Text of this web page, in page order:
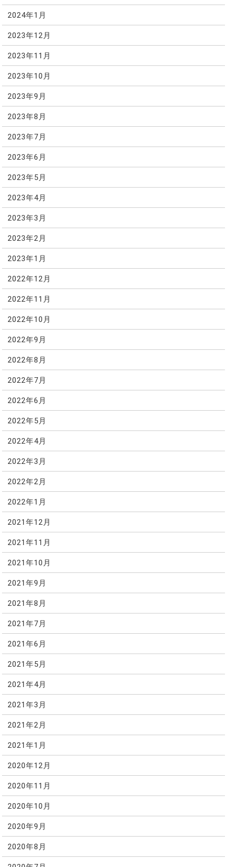
2024年1月
2023年12月
2023年11月
2023年10月
2023年9月
2023年8月
2023年7月
2023年6月
2023年5月
2023年4月
2023年3月
2023年2月
2023年1月
2022年12月
2022年11月
2022年10月
2022年9月
2022年8月
2022年7月
2022年6月
2022年5月
2022年4月
2022年3月
2022年2月
2022年1月
2021年12月
2021年11月
2021年10月
2021年9月
2021年8月
2021年7月
2021年6月
2021年5月
2021年4月
2021年3月
2021年2月
2021年1月
2020年12月
2020年11月
2020年10月
2020年9月
2020年8月